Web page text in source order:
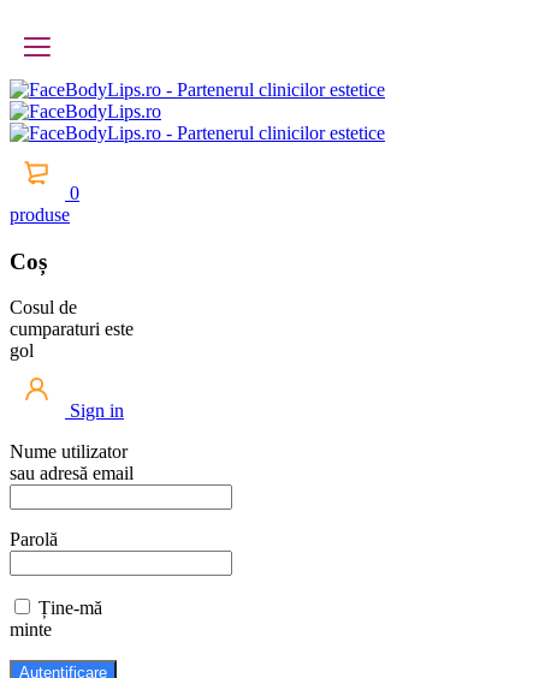
0
produse
Coș
Cosul de
cumparaturi este
gol
Sign in
Nume utilizator
sau adresă email
Parolă
Ține-mă
minte